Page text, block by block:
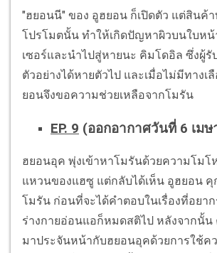
"ฮยอนนี" ของ อูฮยอน ก็เปิดตัว แต่สินค้
โปรโมตนั้น ทำให้เกิดปัญหาผิวบนใบห
เซอร์และนำไปสู่หายนะ คิมโดอิล ซึ่งผู้
ตัวอย่างได้หายตัวไป และเมื่อไม่มีทางเ
ยอนจึงขอความช่วยเหลือจากโมรัน
EP. 9 (ออกอากาศวันที่ 6 เม
ฮยอนอุค พุ่งเข้าหาโมรันด้วยความโมโห
แหวนของแฮซู แต่กลับได้เห็น อูฮยอน คุ
โมรัน ก่อนที่จะได้คำตอบในเรื่องที่อยา
ร่างกายอ่อนแอก็หมดสติไป หลังจากนั้น
มาประจันหน้ากับฮยอนอุคด้วยการใช้ค